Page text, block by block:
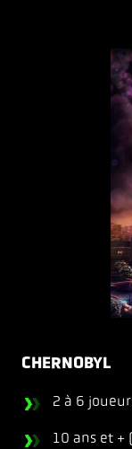
CHERNOBYL
2 à 6
10 ans et +